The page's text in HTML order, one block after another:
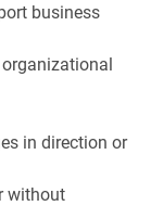
business
in direction or
without